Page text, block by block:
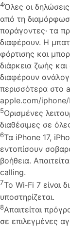
4Όλες οι
από τη
παράγοντες· τα
διαφέρουν. Η
φόρτισης και
διάρκεια ζωής
διαφέρουν
περισσότερα στο
apple.com/
5Ορισμένες
διαθέσιμες σε
6Τα iPhone 17,
εντοπίσουν
βοήθεια.
calling.
7Το Wi‑Fi 7 είναι
υποστηρίζεται.
8Απαιτείται
σε επιλεγμένες